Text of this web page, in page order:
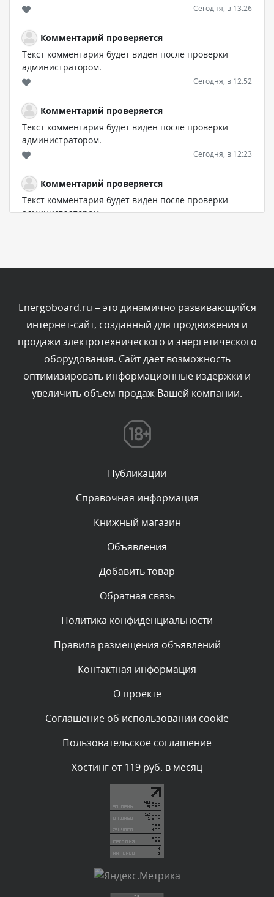
Сегодня, в 13:26
Комментарий проверяется
Текст комментария будет виден после проверки
администратором.
Сегодня, в 12:52
Комментарий проверяется
Текст комментария будет виден после проверки
администратором.
Сегодня, в 12:23
Комментарий проверяется
Текст комментария будет виден после проверки
администратором.
Комментарий проверяется
Текст комментария будет виден после проверки
администратором.
Сегодня, в 09:03
Комментарий проверяется
Текст комментария будет виден после проверки
Комментарий проверяется
Текст комментария будет виден после проверки
администратором.
Комментарий проверяется
администратором.
Комментарий проверяется
администратором.
Комментарий проверяется
администратором.
Комментарий проверяется
Текст комментария будет виден после проверки
Комментарий проверяется
Текст комментария будет виден после проверки
администратором.
Energoboard.ru – это динамично развивающийся
интернет-сайт, созданный для продвижения и
продажи электротехнического и энергетического
оборудования. Сайт дает возможность
оптимизировать информационные издержки и
увеличить объем продаж Вашей компании.
Публикации
Справочная информация
Книжный магазин
Объявления
Добавить товар
Обратная связь
Политика конфиденциальности
Правила размещения объявлений
Контактная информация
О проекте
Соглашение об использовании cookie
Пользовательское соглашение
Хостинг от 119 руб. в месяц